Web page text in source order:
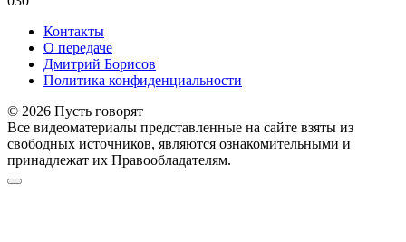
Контакты
О передаче
Дмитрий Борисов
Политика конфиденциальности
© 2026 Пусть говорят
Все видеоматериалы представленные на сайте взяты из
свободных источников, являются ознакомительными и
принадлежат их Правообладателям.